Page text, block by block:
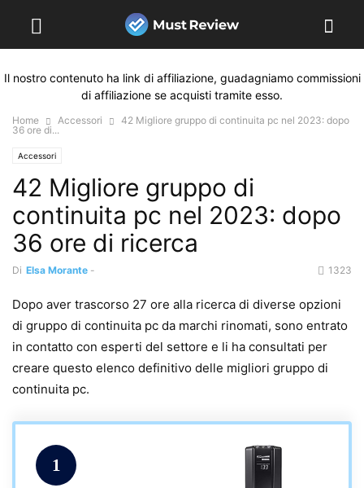
Il nostro contenuto ha link di affiliazione, guadagniamo commissioni
di affiliazione se acquisti tramite esso.
Home Accessori
42 Migliore gruppo di continuita pc nel 2023: dopo
36 ore di...
Accessori
42 Migliore gruppo di
continuita pc nel 2023: dopo
36 ore di ricerca
Di Elsa Morante - 1323
Dopo aver trascorso 27 ore alla ricerca di diverse opzioni
di gruppo di continuita pc da marchi rinomati, sono entrato
in contatto con esperti del settore e li ha consultati per
creare questo elenco definitivo delle migliori gruppo di
continuita pc.
1